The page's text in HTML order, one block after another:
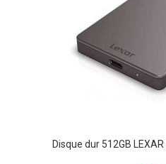
Disque dur 512GB LEXAR